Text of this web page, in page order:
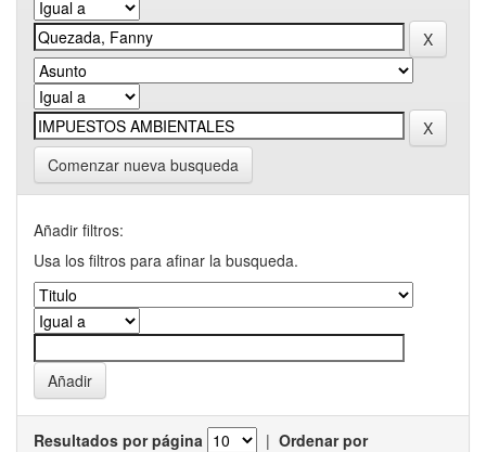
Comenzar nueva busqueda
Añadir filtros:
Usa los filtros para afinar la busqueda.
Resultados por página | Ordenar por